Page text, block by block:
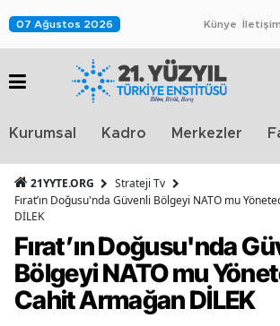
07 Ağustos 2026 Künye İletişim
Kurumsal Kadro Merkezler
21YYTE.ORG
Strateji Tv
Fırat’ın Doğusu'nda Güvenli Bölgeyi NATO mu
DİLEK
Fırat’ın Doğusu'nda
Bölgeyi NATO mu
Cahit Armağan DİLEK